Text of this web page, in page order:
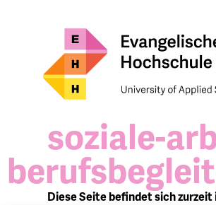
soziale-
Diese Seite befindet sich zurzeit